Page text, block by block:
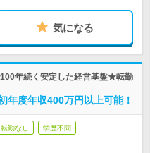
気になる
年続く安定した経営基盤★転勤
年度年収400万円以上可能！
転勤なし 学歴不問